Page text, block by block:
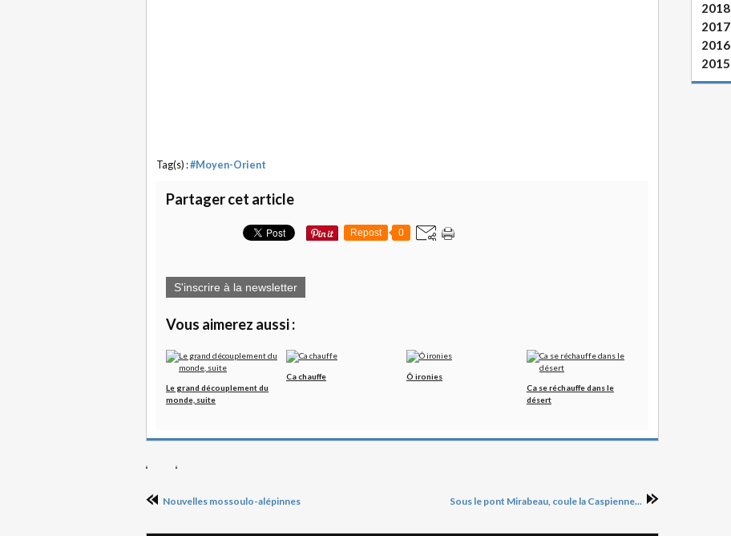
Tag(s) :#Moyen-Orient
Partager cet article
Repost 0
S'inscrire à la newsletter
Vous aimerez aussi :
Le grand découplement du
monde, suite
Ca chauffe
Ô ironies
Ca se réchauffe dans le
désert
Nouvelles mossoulo-alépinnes Sous le pont Mirabeau, coule la Caspienne...
2018
2017
2016
2015